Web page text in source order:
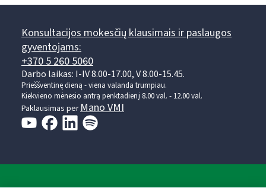
Konsultacijos mokesčių klausimais ir paslaugos
gyventojams:
+370 5 260 5060
Darbo laikas: I-IV 8.00-17.00, V 8.00-15.45.
Prieššventinę dieną - viena valanda trumpiau.
Kiekvieno mėnesio antrą penktadienį 8.00 val. - 12.00 val.
Paklausimas per Mano VMI